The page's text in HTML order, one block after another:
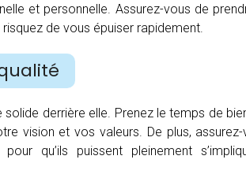
et personnelle. Assurez-vous de
de vous épuiser rapidement.
derrière elle. Prenez le temps de
vision et vos valeurs. De plus,
qu’ils puissent pleinement